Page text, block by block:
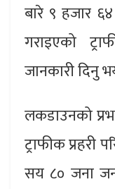
बारे ९ हजार
गराइएको
जानकारी दिनु
लकडाउनको
ट्राफीक प्रहरी
सय ८० जना